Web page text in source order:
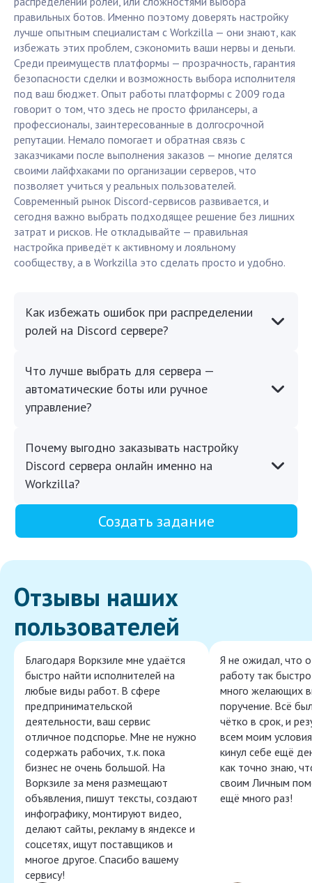
правильных ботов. Именно поэтому доверять настройку
лучше опытным специалистам с Workzilla — они знают, как
избежать этих проблем, сэкономить ваши нервы и деньги.
Среди преимуществ платформы — прозрачность, гарантия
безопасности сделки и возможность выбора исполнителя
под ваш бюджет. Опыт работы платформы с 2009 года
говорит о том, что здесь не просто фрилансеры, а
профессионалы, заинтересованные в долгосрочной
репутации. Немало помогает и обратная связь с
заказчиками после выполнения заказов — многие делятся
своими лайфхаками по организации серверов, что
позволяет учиться у реальных пользователей.
Современный рынок Discord-сервисов развивается, и
сегодня важно выбрать подходящее решение без лишних
затрат и рисков. Не откладывайте — правильная
настройка приведёт к активному и лояльному
сообществу, а в Workzilla это сделать просто и удобно.
Как избежать ошибок при распределении
ролей на Discord сервере?
Что лучше выбрать для сервера —
автоматические боты или ручное
управление?
Почему выгодно заказывать настройку
Discord сервера онлайн именно на
Workzilla?
Создать задание
Отзывы наших
пользователей
Благодаря Воркзиле мне удаётся
быстро найти исполнителей на
любые виды работ. В сфере
предпринимательской
деятельности, ваш сервис
отличное подспорье. Мне не нужно
содержать рабочих, т.к. пока
бизнес не очень большой. На
Воркзиле за меня размещают
объявления, пишут тексты, создают
инфографику, монтируют видео,
делают сайты, рекламу в яндексе и
соцсетях, ищут поставщиков и
многое другое. Спасибо вашему
сервису!
Я не ожидал, что
работу так
много желающих
поручение. Всё
чётко в срок, и
всем моим
кинул себе ещё
как точно знаю,
своим Личным
ещё много раз!